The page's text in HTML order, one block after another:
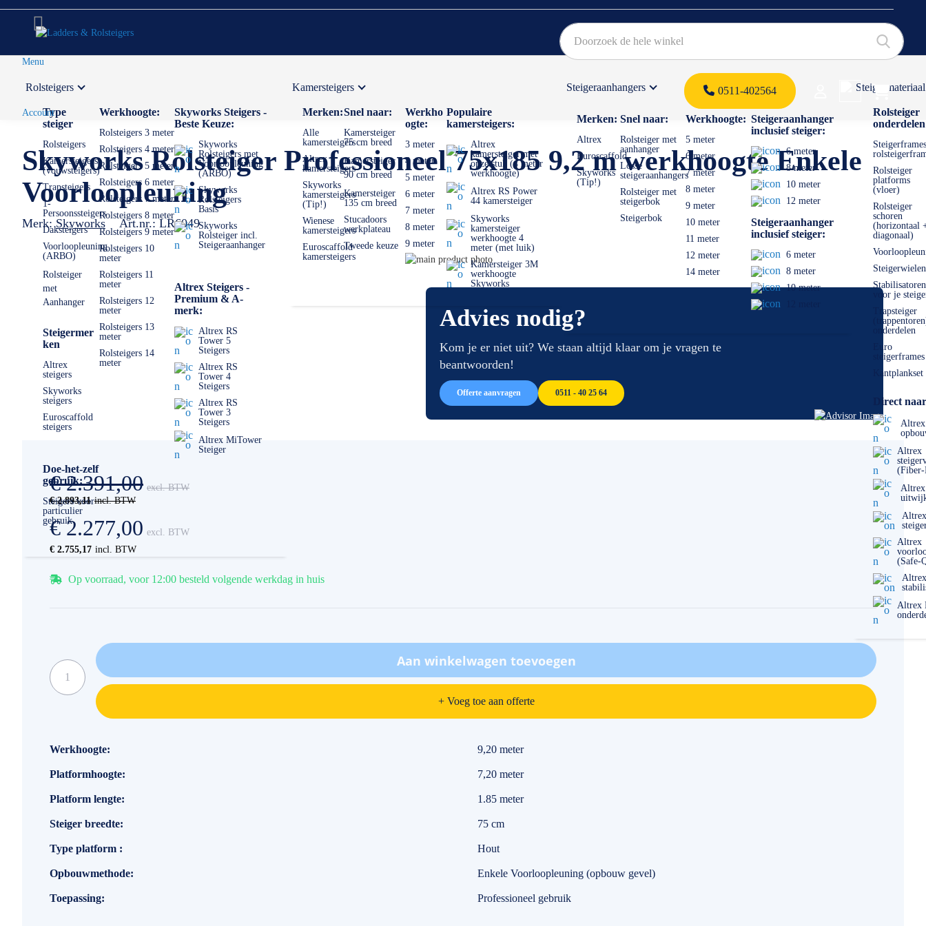
0511-402564
Menu
Rolsteigers
Type
steiger
Rolsteigers
Kamersteigers
(vouwsteigers)
Trapsteigers
1-
Persoonssteigers
Daksteigers
Voorloopleuning
(ARBO)
Rolsteiger
met
Aanhanger
Steigermer
ken
Altrex
steigers
Skyworks
steigers
Euroscaffold
steigers
Doe-het-zelf
gebruik:
Steigers voor
particulier
gebruik
Werkhoogte:
Rolsteigers 3 meter
Rolsteigers 4 meter
Rolsteigers 5 meter
Rolsteigers 6 meter
Rolsteigers 7 meter
Rolsteigers 8 meter
Rolsteigers 9 meter
Rolsteigers 10
meter
Rolsteigers 11
meter
Rolsteigers 12
meter
Rolsteigers 13
meter
Rolsteigers 14
meter
Skyworks Steigers -
Beste Keuze:
Skyworks
Rolsteigers met
Voorloopleuning
(ARBO)
Skyworks
Rolsteigers
Basis
Skyworks
Rolsteiger incl.
Steigeraanhanger
Altrex Steigers -
Premium & A-
merk:
Altrex RS
Tower 5
Steigers
Altrex RS
Tower 4
Steigers
Altrex RS
Tower 3
Steigers
Altrex MiTower
Steiger
Kamersteigers
Merken:
Alle
kamersteigers
Altrex
kamersteigers
Skyworks
kamersteigers
(Tip!)
Wienese
kamersteigers
Euroscaffold
kamersteigers
Snel naar:
Kamersteiger
75 cm breed
Kamersteiger
90 cm breed
Kamersteiger
135 cm breed
Stucadoors
werkplateau
Tweede keuze
Werkho
ogte:
3 meter
4 meter
5 meter
6 meter
7 meter
8 meter
9 meter
Populaire
kamersteigers:
Altrex
kamersteiger met
opzetstuk (4 meter
werkhoogte)
Altrex RS Power
44 kamersteiger
Skyworks
kamersteiger
werkhoogte 4
meter (met luik)
Kamersteiger 3M
werkhoogte
Skyworks
Steigeraanhangers
Merken:
Altrex
Euroscaffold
Skyworks
(Tip!)
Snel naar:
Rolsteiger met
aanhanger
Losse
steigeraanhangers
Rolsteiger met
steigerbok
Steigerbok
Werkhoogte:
5 meter
6 meter
7 meter
8 meter
9 meter
10 meter
11 meter
12 meter
14 meter
Steigeraanhanger
inclusief steiger:
6 meter
8 meter
10 meter
12 meter
Steigeraanhanger
inclusief steiger:
6 meter
8 meter
10 meter
Steigermateriaal
Rolsteiger
Rolsteiger
platforms
(vloer)
Rolsteiger
schoren
(horizontaal
diagonaal)
Steigerwielen
Stabilisatoren
voor je
Trapsteiger
onderdelen
Euro
steigerframes
Kantplankset
Direct
Altrex
Altrex
Altrex
Altrex
Altrex
(Safe-
Altrex
Altrex
Account
Skyworks Rolsteiger Professioneel 75x185 9,2 m werkhoogte Enkele
Voorloopleuning
Merk: Skyworks Art.nr.: LR6049
Ga
afbeeldingen-
Advies nodig?
Kom je er niet uit? We staan altijd klaar om je vragen te
beantwoorden!
Offerte aanvragen 0511 - 40 25 64
€ 2.893,11
€ 2.391,00
€ 2.755,17
€ 2.277,00
Op voorraad, voor 12:00 besteld volgende werkdag in huis
Aan winkelwagen toevoegen
+ Voeg toe aan offerte
Specificaties
Werkhoogte 9,20 meter
Platformhoogte 7,20 meter
Platform lengte 1.85 meter
Steiger breedte 75 cm
Type platform Hout
Opbouwmethode Enkele Voorloopleuning (opbouw gevel)
Toepassing Professioneel gebruik